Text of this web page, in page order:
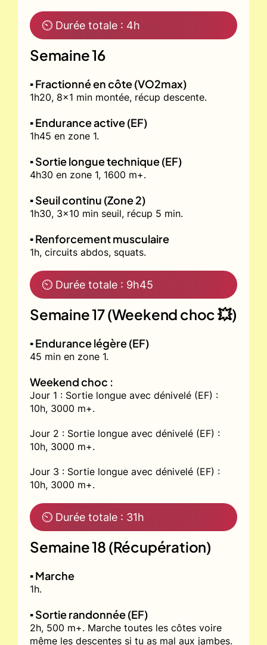
⏲ Durée totale : 4h
Semaine 16
▪️ Fractionné en côte (VO2max)
1h20, 8x1 min montée, récup descente.
▪️ Endurance active (EF)
1h45 en zone 1.
▪️ Sortie longue technique (EF)
4h30 en zone 1, 1600 m+.
▪️ Seuil continu (Zone 2)
1h30, 3x10 min seuil, récup 5 min.
▪️ Renforcement musculaire
1h, circuits abdos, squats.
⏲ Durée totale : 9h45
Semaine 17 (Weekend choc 💥)
▪️ Endurance légère (EF)
45 min en zone 1.
Weekend choc :
Jour 1 : Sortie longue avec dénivelé (EF) :
10h, 3000 m+.
Jour 2 : Sortie longue avec dénivelé (EF) :
10h, 3000 m+.
Jour 3 : Sortie longue avec dénivelé (EF) :
10h, 3000 m+.
⏲ Durée totale : 31h
Semaine 18 (Récupération)
▪️ Marche
1h.
▪️ Sortie randonnée (EF)
2h, 500 m+. Marche toutes les côtes voire
même les descentes si tu as mal aux jambes.